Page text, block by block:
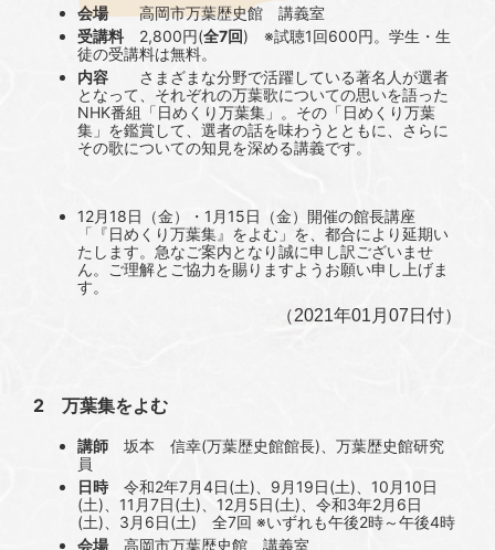
会場高岡市万葉歴史館 講義室
受講料2,800円(全7回) ※試聴1回600円。学生・生
徒の受講料は無料。
内容 さまざまな分野で活躍している著名人が選者
となって、それぞれの万葉歌についての思いを語った
NHK番組「日めくり万葉集」。その「日めくり万葉
集」を鑑賞して、選者の話を味わうとともに、さらに
その歌についての知見を深める講義です。
12月18日（金）・1月15日（金）開催の館長講座
「『日めくり万葉集』をよむ」を、都合により延期い
たします。急なご案内となり誠に申し訳ございませ
ん。ご理解とご協力を賜りますようお願い申し上げま
す。
（2021年01月07日付）
2 万葉集をよむ
講師 坂本 信幸(万葉歴史館館長)、万葉歴史館研究
員
日時令和2年7月4日(土)、9月19日(土)、10月10日
(土)、11月7日(土)、12月5日(土)、令和3年2月6日
(土)、3月6日(土) 全7回 ※いずれも午後2時～午後4時
会場高岡市万葉歴史館 講義室